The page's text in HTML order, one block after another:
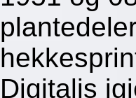
Digitalis